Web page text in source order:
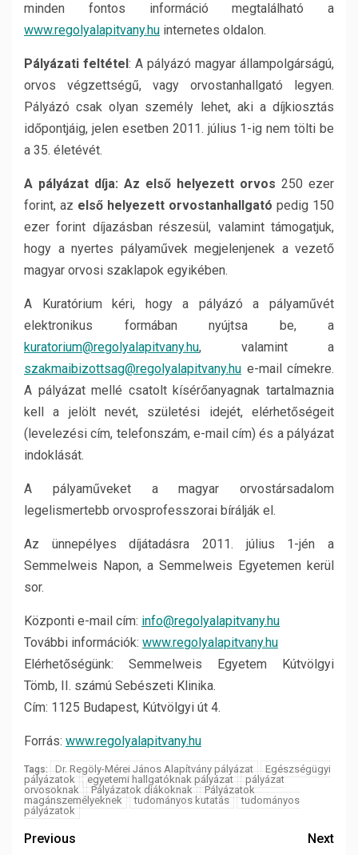
minden fontos információ megtalálható a
www.regolyalapitvany.hu internetes oldalon.
Pályázati feltétel: A pályázó magyar állampolgárságú,
orvos végzettségű, vagy orvostanhallgató legyen.
Pályázó csak olyan személy lehet, aki a díjkiosztás
időpontjáig, jelen esetben 2011. július 1-ig nem tölti be
a 35. életévét.
A pályázat díja: Az első helyezett orvos 250 ezer
forint, az első helyezett orvostanhallgató pedig 150
ezer forint díjazásban részesül, valamint támogatjuk,
hogy a nyertes pályaművek megjelenjenek a vezető
magyar orvosi szaklapok egyikében.
A Kuratórium kéri, hogy a pályázó a pályaművét
elektronikus formában nyújtsa be, a
kuratorium@regolyalapitvany.hu, valamint a
szakmaibizottsag@regolyalapitvany.hu e-mail címekre.
A pályázat mellé csatolt kísérőanyagnak tartalmaznia
kell a jelölt nevét, születési idejét, elérhetőségeit
(levelezési cím, telefonszám, e-mail cím) és a pályázat
indoklását.
A pályaműveket a magyar orvostársadalom
legelismertebb orvosprofesszorai bírálják el.
Az ünnepélyes díjátadásra 2011. július 1-jén a
Semmelweis Napon, a Semmelweis Egyetemen kerül
sor.
Központi e-mail cím: info@regolyalapitvany.hu
További információk: www.regolyalapitvany.hu
Elérhetőségünk: Semmelweis Egyetem Kútvölgyi
Tömb, II. számú Sebészeti Klinika.
Cím: 1125 Budapest, Kútvölgyi út 4.
Forrás: www.regolyalapitvany.hu
Tags: Dr. Regöly-Mérei János Alapítvány pályázat
Egészségügyi
pályázatok
egyetemi hallgatóknak pályázat
pályázat
orvosoknak
Pályázatok diákoknak
Pályázatok
magánszemélyeknek
tudományos kutatás
tudományos
pályázatok
Previous
Next